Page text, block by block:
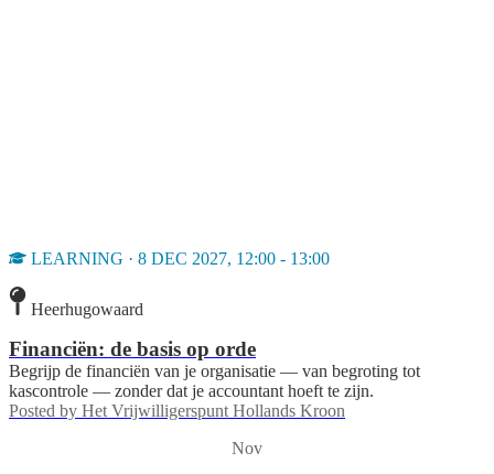
LEARNING · 8 DEC 2027, 12:00 - 13:00
Heerhugowaard
Financiën: de basis op orde
Begrijp de financiën van je organisatie — van begroting tot
kascontrole — zonder dat je accountant hoeft te zijn.
Posted by Het Vrijwilligerspunt Hollands Kroon
Nov